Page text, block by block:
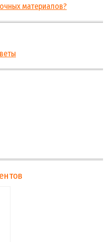
материалов?